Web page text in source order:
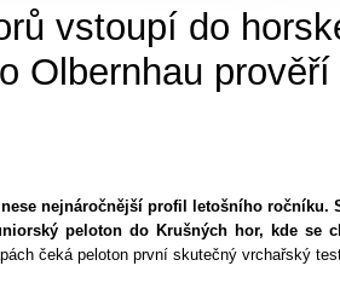
vstoupí do
Olbernhau
nejnáročnější profil letošního ročníku.
peloton do Krušných hor, kde se
čeká peloton první skutečný vrchařský